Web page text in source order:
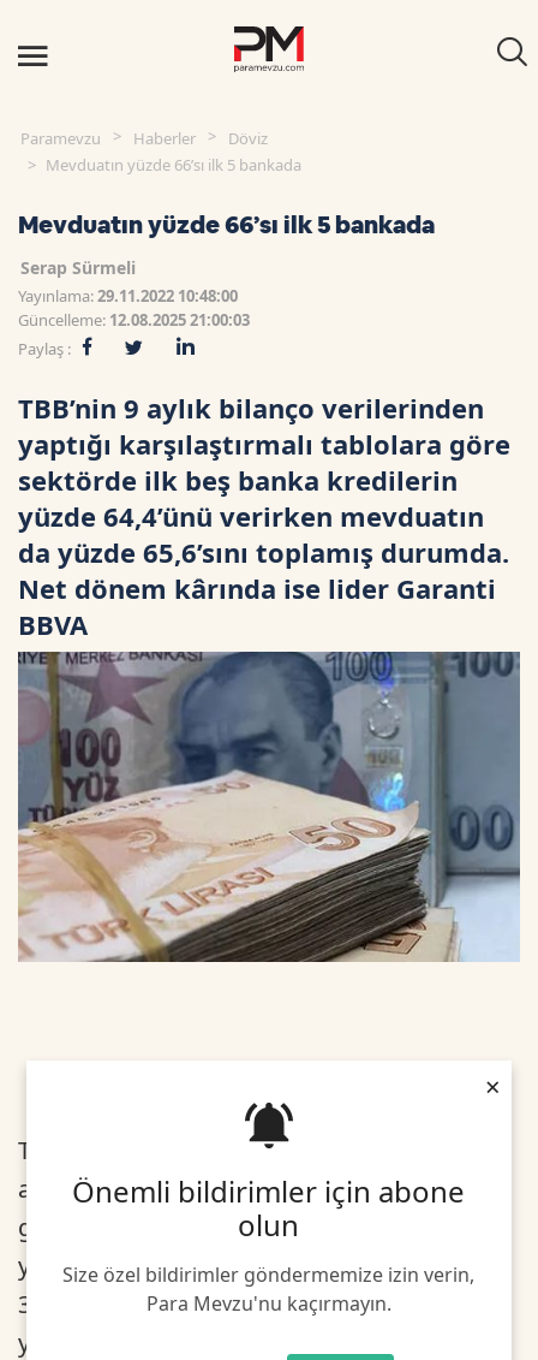
Önemli bildirimler için abone
olun
Size özel bildirimler göndermemize izin verin,
Para Mevzu'nu kaçırmayın.
×
Paramevzu Haberler
Döviz
Mevduatın yüzde 66’sı ilk 5 bankada
Mevduatın yüzde 66’sı ilk 5 bankada
Serap Sürmeli
Yayınlama:29.11.2022 10:48:00
Güncelleme: 12.08.2025 21:00:03
Paylaş :
TBB’nin 9 aylık bilanço verilerinden
yaptığı karşılaştırmalı tablolara göre
sektörde ilk beş banka kredilerin
yüzde 64,4’ünü verirken mevduatın
da yüzde 65,6’sını toplamış durumda.
Net dönem kârında ise lider Garanti
BBVA
Türkiye Bankalar Birliği’nin üyelerinin ilk 9
aylık bilançolarından yaptığı hesaplamalara
göre kamu bankaları toplam mevduatın
yüzde 44,7’sine, yerli özel bankalar yüzde
31,5’ine, yabancı sermayeli bankalar ise
yüzde 23,8’ine sahip. Mevduatta ilk beş